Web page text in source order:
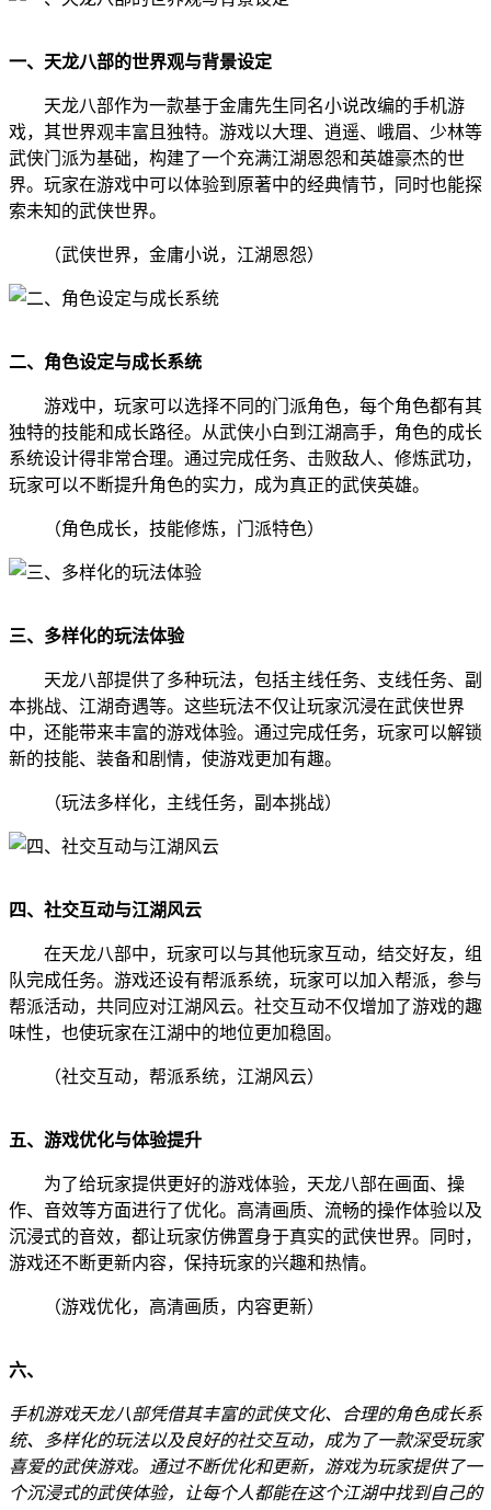
一、天龙八部的世界观与背景设定
天龙八部作为一款基于金庸先生同名小说改编的手机游
戏，其世界观丰富且独特。游戏以大理、逍遥、峨眉、少林等
武侠门派为基础，构建了一个充满江湖恩怨和英雄豪杰的世
界。玩家在游戏中可以体验到原著中的经典情节，同时也能探
索未知的武侠世界。
（武侠世界，金庸小说，江湖恩怨）
二、角色设定与成长系统
游戏中，玩家可以选择不同的门派角色，每个角色都有其
独特的技能和成长路径。从武侠小白到江湖高手，角色的成长
系统设计得非常合理。通过完成任务、击败敌人、修炼武功，
玩家可以不断提升角色的实力，成为真正的武侠英雄。
（角色成长，技能修炼，门派特色）
三、多样化的玩法体验
天龙八部提供了多种玩法，包括主线任务、支线任务、副
本挑战、江湖奇遇等。这些玩法不仅让玩家沉浸在武侠世界
中，还能带来丰富的游戏体验。通过完成任务，玩家可以解锁
新的技能、装备和剧情，使游戏更加有趣。
（玩法多样化，主线任务，副本挑战）
四、社交互动与江湖风云
在天龙八部中，玩家可以与其他玩家互动，结交好友，组
队完成任务。游戏还设有帮派系统，玩家可以加入帮派，参与
帮派活动，共同应对江湖风云。社交互动不仅增加了游戏的趣
味性，也使玩家在江湖中的地位更加稳固。
（社交互动，帮派系统，江湖风云）
五、游戏优化与体验提升
为了给玩家提供更好的游戏体验，天龙八部在画面、操
作、音效等方面进行了优化。高清画质、流畅的操作体验以及
沉浸式的音效，都让玩家仿佛置身于真实的武侠世界。同时，
游戏还不断更新内容，保持玩家的兴趣和热情。
（游戏优化，高清画质，内容更新）
六、
手机游戏天龙八部凭借其丰富的武侠文化、合理的角色成长系
统、多样化的玩法以及良好的社交互动，成为了一款深受玩家
喜爱的武侠游戏。通过不断优化和更新，游戏为玩家提供了一
个沉浸式的武侠体验，让每个人都能在这个江湖中找到自己的